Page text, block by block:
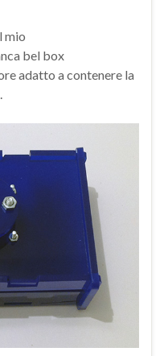
mio
bel box
adatto a contenere la